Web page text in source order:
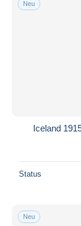
Neu
Iceland
Status
Neu